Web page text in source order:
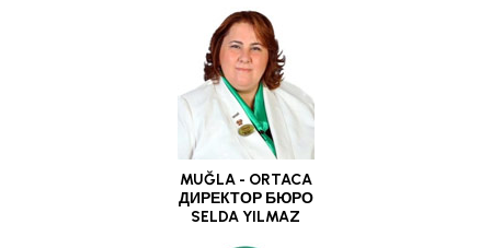
MUĞLA - ORTACA
ДИРЕКТОР БЮРО
SELDA YILMAZ